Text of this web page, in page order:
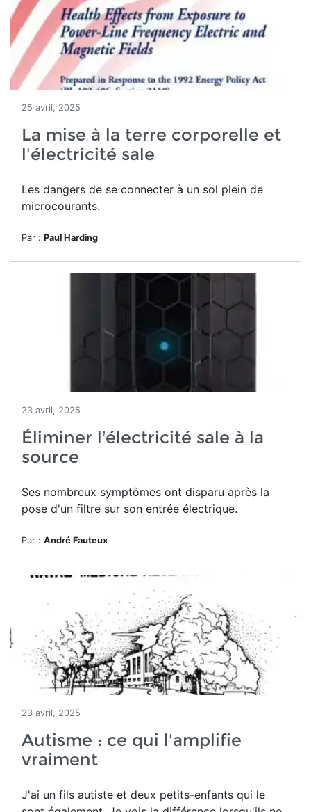
25 avril, 2025
La mise à la terre corporelle et
l'électricité sale
Les dangers de se connecter à un sol plein de
microcourants.
Par : Paul Harding
23 avril, 2025
Éliminer l’électricité sale à la
source
Ses nombreux symptômes ont disparu après la
pose d'un filtre sur son entrée électrique.
Par : André Fauteux
23 avril, 2025
Autisme : ce qui l'amplifie
vraiment
J'ai un fils autiste et deux petits-enfants qui le